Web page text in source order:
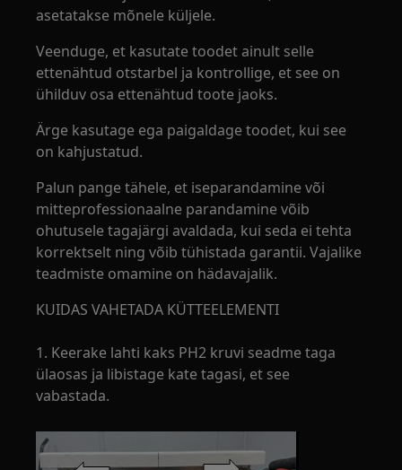
asetatakse mõnele küljele.
Veenduge, et kasutate toodet ainult selle
ettenähtud otstarbel ja kontrollige, et see on
ühilduv osa ettenähtud toote jaoks.
Ärge kasutage ega paigaldage toodet, kui see
on kahjustatud.
Palun pange tähele, et iseparandamine või
mitteprofessionaalne parandamine võib
ohutusele tagajärgi avaldada, kui seda ei tehta
korrektselt ning võib tühistada garantii. Vajalike
teadmiste omamine on hädavajalik.
KUIDAS VAHETADA KÜTTEELEMENTI
1. Keerake lahti kaks PH2 kruvi seadme taga
ülaosas ja libistage kate tagasi, et see
vabastada.